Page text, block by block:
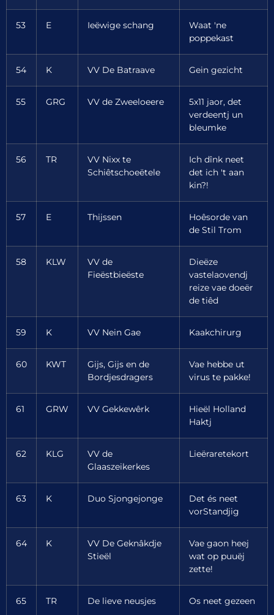
53 E Ieëwige schang
Waat 'ne
poppekast
54 K VV De Batraave Gein gezicht
55 GRG VV de Zweeloeere
5x11 jaor, det
verdeentj un
bleumke
56 TR
VV Nixx te
Schiêtschoeëtele
Ich dînk neet
det ich 't aan
kin?!
57 E Thijssen
Hoêsorde van
de Stil Trom
58 KLW
VV de
Fieëstbieëste
Dieëze
vastelaovendj
reize vae doeër
de tiêd
59 K VV Nein Gae Kaakchirurg
60 KWT
Gijs, Gijs en de
Bordjesdragers
Vae hebbe ut
virus te pakke!
61 GRW VV Gekkewêrk
Hieël Holland
Haktj
62 KLG
VV de
Glaaszeikerkes
Lieëraretekort
63 K Duo Sjongejonge
Det és neet
vorStandjig
64 K
VV De Geknâkdje
Stieël
Vae gaon heej
wat op puuëj
zette!
65 TR De lieve neusjes Os neet gezeen